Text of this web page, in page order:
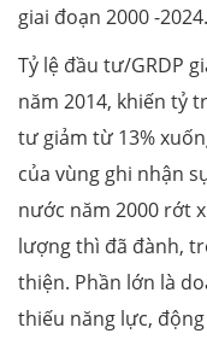
giai đoạn 2000 -2024.
Tỷ lệ đầu tư/GRDP
năm 2014, khiến tỷ
tư giảm từ 13%
của vùng ghi nhận
nước năm 2000 rớt
lượng thì đã đành,
thiện. Phần lớn là
thiếu năng lực,